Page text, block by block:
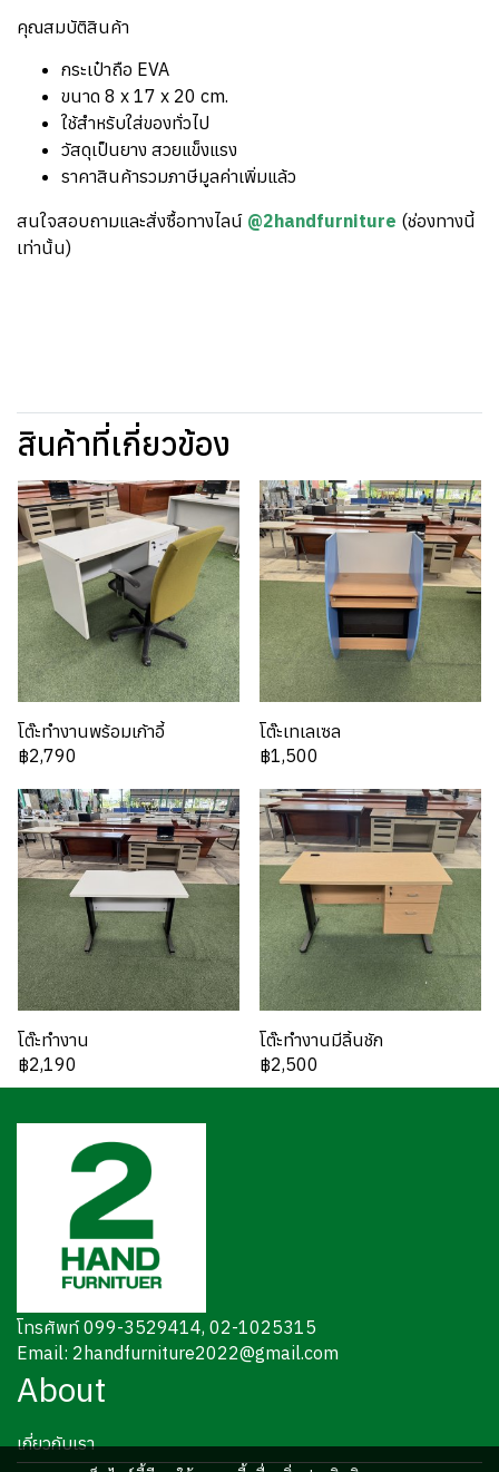
คุณสมบัติสินค้า
กระเป๋าถือ EVA
ขนาด 8 x 17 x 20 cm.
ใช้สำหรับใส่ของทั่วไป
วัสดุเป็นยาง สวยแข็งแรง
ราคาสินค้ารวมภาษีมูลค่าเพิ่มแล้ว
สนใจสอบถามและสั่งซื้อทางไลน์ @2handfurniture (ช่องทางนี้
เท่านั้น)
สินค้าที่เกี่ยวข้อง
โต๊ะทำงานพร้อมเก้าอี้
฿2,790
โต๊ะเทเลเซล
฿1,500
โต๊ะทำงาน
฿2,190
โต๊ะทำงานมีลิ้นชัก
฿2,500
โทรศัพท์ 099-3529414, 02-1025315
Email: 2handfurniture2022@gmail.com
About
เกี่ยวกับเรา